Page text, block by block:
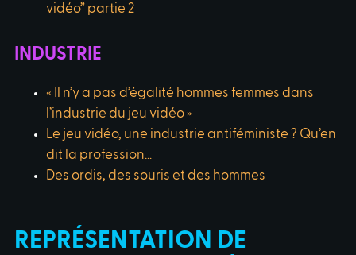
vidéo” partie 2
INDUSTRIE
« Il n’y a pas d’égalité hommes femmes dans
l’industrie du jeu vidéo »
Le jeu vidéo, une industrie antiféministe ? Qu’en
dit la profession…
Des ordis, des souris et des hommes
REPRÉSENTATION DE